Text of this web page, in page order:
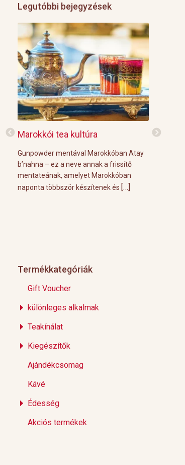
Legutóbbi bejegyzések
Marokkói tea kultúra
Gunpowder mentával Marokkóban Atay
b’nahna – ez a neve annak a frissítő
mentateának, amelyet Marokkóban
naponta többször készítenek és […]
Grillre
Termékkategóriák
Gift Voucher
különleges alkalmak
Teakínálat
Kiegészítők
Ajándékcsomag
Kávé
Édesség
Akciós termékek